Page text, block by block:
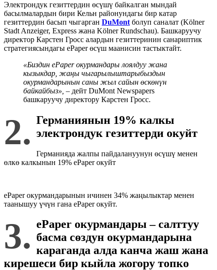
Электрондук гезиттердин өсүшү байкалган мындай
басылмалардын бири Кельн районундагы бир катар
гезиттердин басып чыгарган DuMont болуп саналат (Kölner
Stadt Anzeiger, Express жана Kölner Rundschau). Башкаруучу
директор Карстен Гросс алардын гезиттеринин санариптик
стратегиясындагы ePaper өсүш маанисин тастыктайт.
«Биздин ePaper окурмандары лоялдуу жана
кызыкдар жаңы чыгарылыштарыбыздын
окурмандарынын саны жыл сайын өскөнүн
байкайбыз» – дейт DuMont Newspapers
башкаруучу директору Карстен Гросс.
2. Германиянын 19% калкы
электрондук гезиттерди окуйт
Германияда жалпы пайдалануунун өсүшү менен
өлкө калкынын 19% ePaper окуйт
ePaper окурмандарынын ичинен 34% жаңылыктар менен
таанышуу үчүн гана ePaper окуйт.
3. ePaper окурмандары – салттуу
басма сөздун окурмандарына
караганда алда канча жаш жана
кирешеси бир кыйла жогору топко